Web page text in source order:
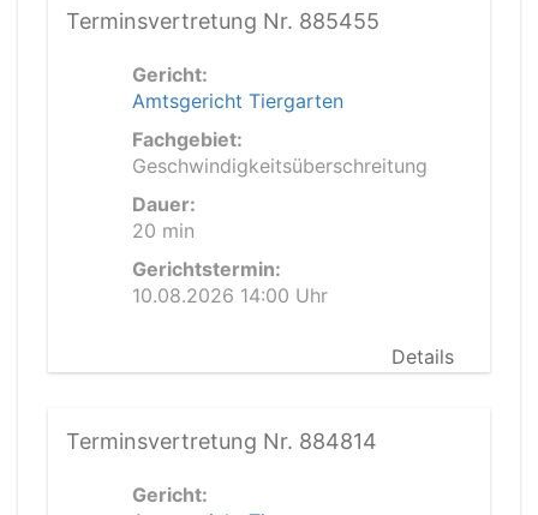
Terminsvertretung Nr. 885455
Gericht:
Amtsgericht Tiergarten
Fachgebiet:
Geschwindigkeitsüberschreitung
Dauer:
20 min
Gerichtstermin:
10.08.2026 14:00 Uhr
Details
Terminsvertretung Nr. 884814
Gericht: